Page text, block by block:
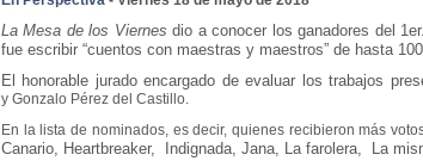
La Mesa de los Viernes dio a conocer los ganadores del
fue escribir “cuentos con maestras y maestros” de hasta
El honorable jurado encargado de evaluar los trabajos
y Gonzalo Pérez del Castillo.
En la lista de nominados, es decir, quienes recibieron más
Canario, Heartbreaker, Indignada, Jana, La farolera, La